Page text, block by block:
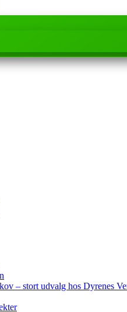
– stort udvalg hos Dyrenes